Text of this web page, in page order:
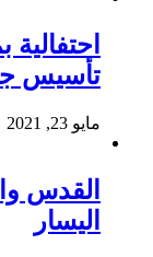
تأسيس
مايو 23, 2021
القدس
اليسار